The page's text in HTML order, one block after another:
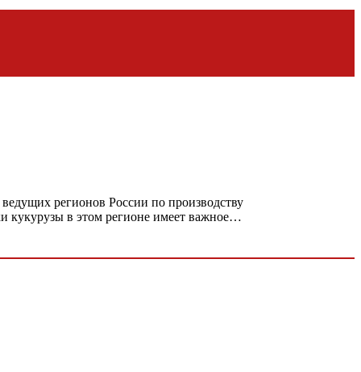
регионов России по производству
кукурузы в этом регионе имеет важное…